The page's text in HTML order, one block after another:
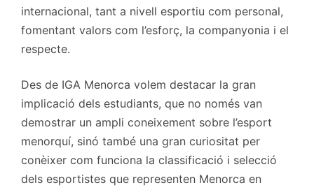
internacional, tant a nivell esportiu com personal,
fomentant valors com l’esforç, la companyonia i el
respecte.
Des de IGA Menorca volem destacar la gran
implicació dels estudiants, que no només van
demostrar un ampli coneixement sobre l’esport
menorquí, sinó també una gran curiositat per
conèixer com funciona la classificació i selecció
dels esportistes que representen Menorca en